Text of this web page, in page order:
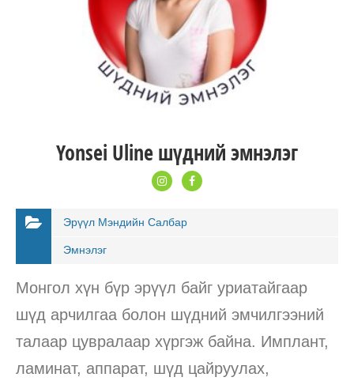
Yonsei Uline шүдний эмнэлэг
Эрүүл Мэндийн Салбар
Эмнэлэг
Монгол хүн бүр эрүүл байг уриатайгаар
шүд арчилгаа болон шүдний эмчилгээний
талаар цувралаар хүргэж байна. Имплант,
ламинат, аппарат, шүд цайруулах,